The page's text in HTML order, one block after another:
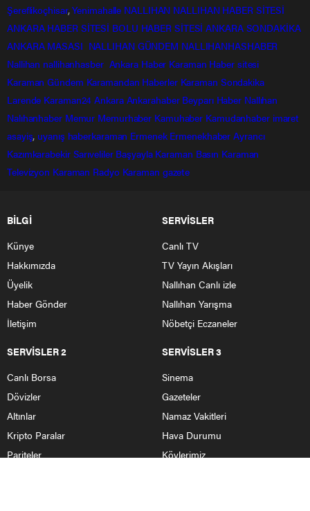
Şereflikoçhisar,Yenimahalle NALLIHAN NALLIHAN HABER SİTESİ
ANKARA HABER SİTESİ BOLU HABER SİTESİ ANKARA SONDAKİKA
ANKARA MASASI NALLIHAN GÜNDEM NALLIHANHASHABER
Nallihan nallihanhasber Ankara Haber Karaman Haber sitesi
Karaman Gündem Karamandan Haberler Karaman Sondakika
Larende Karaman24 Ankara Ankarahaber Beyparı Haber Nallıhan
Nalıhanhaber Memur Memurhaber Kamuhaber Kamudanhaber imaret
asayiş, uyanış haberkaraman Ermenek Ermenekhaber Ayrancı
Kazımkarabekir Sarıveliler Başyayla Karaman Basın Karaman
Televizyon Karaman Radyo Karaman gazete
BİLGİ
Künye
Hakkımızda
Üyelik
Haber Gönder
İletişim
SERVİSLER
Canlı TV
TV Yayın Akışları
Nallıhan Canlı izle
Nallıhan Yarışma
Nöbetçi Eczaneler
SERVİSLER 2
Canlı Borsa
Dövizler
Altınlar
Kripto Paralar
Pariteler
SERVİSLER 3
Sinema
Gazeteler
Namaz Vakitleri
Hava Durumu
Köylerimiz